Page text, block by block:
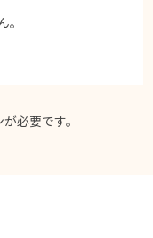
が必要です。